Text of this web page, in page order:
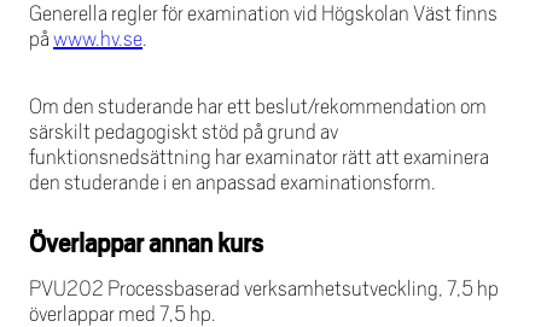
Generella regler för examination vid Högskolan Väst finns
på www.hv.se.
Om den studerande har ett beslut/rekommendation om
särskilt pedagogiskt stöd på grund av
funktionsnedsättning har examinator rätt att examinera
den studerande i en anpassad examinationsform.
Överlappar annan kurs
PVU202 Processbaserad verksamhetsutveckling, 7,5 hp
överlappar med 7,5 hp.